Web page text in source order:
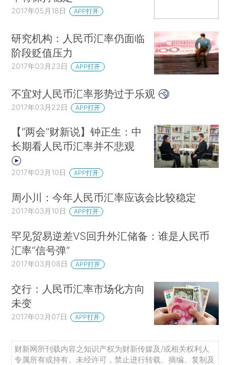
2017年05月18日 APP打开
研究机构：人民币汇率仍面临
阶段贬值压力
2017年03月23日 APP打开
不宜对人民币汇率形势过于乐观
2017年03月22日 APP打开
【“两会”财新说】钟正生：中
长期看人民币汇率并不悲观
2017年03月10日 APP打开
周小川：今年人民币汇率应该会比较稳定
2017年03月10日 APP打开
罕见贸易逆差VS回升外汇储备：谁是人民币
汇率“信号弹”
2017年03月08日 APP打开
交行：人民币汇率市场化方向
未变
2017年03月07日 APP打开
财新网所刊载内容之知识产权为财新传媒及/或相关权利人
专属所有或持有。未经许可，禁止进行转载、摘编、复制及